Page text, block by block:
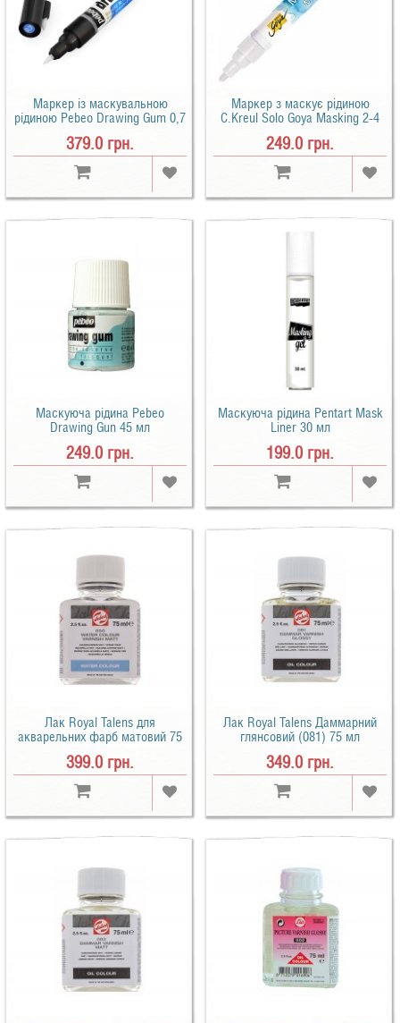
Маркер із маскувальною
рідиною Pebeo Drawing Gum 0,7
379.0 грн.
Маркер з маскує рідиною
C.Kreul Solo Goya Masking 2-4
249.0 грн.
Маскуюча рідина Pebeo
Drawing Gun 45 мл
249.0 грн.
Маскуюча рідина Pentart Mask
Liner 30 мл
199.0 грн.
Лак Royal Talens для
акварельних фарб матовий 75
399.0 грн.
Лак Royal Talens Даммарний
глянсовий (081) 75 мл
349.0 грн.